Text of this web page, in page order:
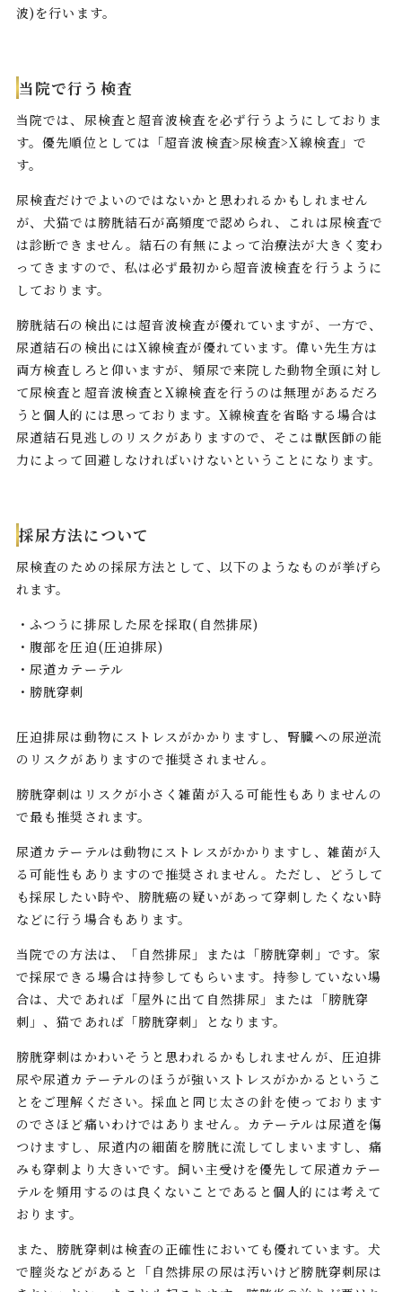
波)を行います。
当院で行う検査
当院では、尿検査と超音波検査を必ず行うようにしておりま
す。優先順位としては「超音波検査>尿検査>X線検査」で
す。
尿検査だけでよいのではないかと思われるかもしれません
が、犬猫では膀胱結石が高頻度で認められ、これは尿検査で
は診断できません。結石の有無によって治療法が大きく変わ
ってきますので、私は必ず最初から超音波検査を行うように
しております。
膀胱結石の検出には超音波検査が優れていますが、一方で、
尿道結石の検出にはX線検査が優れています。偉い先生方は
両方検査しろと仰いますが、頻尿で来院した動物全頭に対し
て尿検査と超音波検査とX線検査を行うのは無理があるだろ
うと個人的には思っております。X線検査を省略する場合は
尿道結石見逃しのリスクがありますので、そこは獣医師の能
力によって回避しなければいけないということになります。
採尿方法について
尿検査のための採尿方法として、以下のようなものが挙げら
れます。
・ふつうに排尿した尿を採取(自然排尿)
・腹部を圧迫(圧迫排尿)
・尿道カテーテル
・膀胱穿刺
圧迫排尿は動物にストレスがかかりますし、腎臓への尿逆流
のリスクがありますので推奨されません。
膀胱穿刺はリスクが小さく雑菌が入る可能性もありませんの
で最も推奨されます。
尿道カテーテルは動物にストレスがかかりますし、雑菌が入
る可能性もありますので推奨されません。ただし、どうして
も採尿したい時や、膀胱癌の疑いがあって穿刺したくない時
などに行う場合もあります。
当院での方法は、「自然排尿」または「膀胱穿刺」です。家
で採尿できる場合は持参してもらいます。持参していない場
合は、犬であれば「屋外に出て自然排尿」または「膀胱穿
刺」、猫であれば「膀胱穿刺」となります。
膀胱穿刺はかわいそうと思われるかもしれませんが、圧迫排
尿や尿道カテーテルのほうが強いストレスがかかるというこ
とをご理解ください。採血と同じ太さの針を使っております
のでさほど痛いわけではありません。カテーテルは尿道を傷
つけますし、尿道内の細菌を膀胱に流してしまいますし、痛
みも穿刺より大きいです。飼い主受けを優先して尿道カテー
テルを頻用するのは良くないことであると個人的には考えて
おります。
また、膀胱穿刺は検査の正確性においても優れています。犬
で膣炎などがあると「自然排尿の尿は汚いけど膀胱穿刺尿は